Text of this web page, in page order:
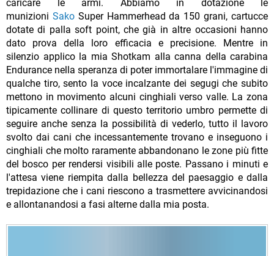
caricare le armi. Abbiamo in dotazione le
munizioni SakoSuper Hammerhead da 150 grani, cartucce
dotate di palla soft point, che già in altre occasioni hanno
dato prova della loro efficacia e precisione. Mentre in
silenzio applico la mia Shotkam alla canna della carabina
Endurance nella speranza di poter immortalare l'immagine di
qualche tiro, sento la voce incalzante dei segugi che subito
mettono in movimento alcuni cinghiali verso valle. La zona
tipicamente collinare di questo territorio umbro permette di
seguire anche senza la possibilità di vederlo, tutto il lavoro
svolto dai cani che incessantemente trovano e inseguono i
cinghiali che molto raramente abbandonano le zone più fitte
del bosco per rendersi visibili alle poste. Passano i minuti e
l'attesa viene riempita dalla bellezza del paesaggio e dalla
trepidazione che i cani riescono a trasmettere avvicinandosi
e allontanandosi a fasi alterne dalla mia posta.